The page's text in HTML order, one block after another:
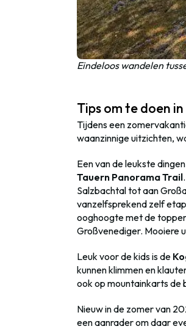
Eindeloos wandelen
Tips om te doen
Tijdens een
waanzinnige uitzichten,
Een van de leukste
Tauern Panorama Trail
Salzbachtal tot aan
vanzelfsprekend zelf
ooghoogte met de
Großvenediger. Mooiere
Leuk voor de kids is de
kunnen klimmen en
ook op mountainkarts de
Nieuw in de zomer van
een aanrader om daar